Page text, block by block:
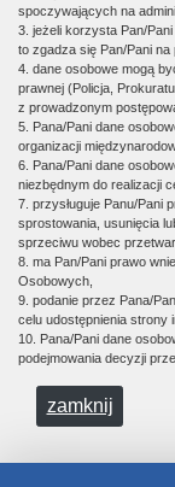
spoczywających na
3. jeżeli korzysta Pan/
to zgadza się Pan/Pani
4. dane osobowe mogą
prawnej (Policja,
z prowadzonym
5. Pana/Pani dane
organizacji
6. Pana/Pani dane
niezbędnym do realizacji
7. przysługuje Panu/Pani
sprostowania, usunięcia
sprzeciwu wobec
8. ma Pan/Pani prawo
Osobowych,
9. podanie przez Pana/
celu udostępnienia strony
10. Pana/Pani dane
podejmowania decyzji
zamknij